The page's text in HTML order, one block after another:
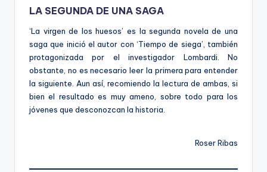
LA SEGUNDA DE UNA SAGA
‘La virgen de los huesos’ es la segunda novela de una
saga que inició el autor con ‘Tiempo de siega’, también
protagonizada por el investigador Lombardi. No
obstante, no es necesario leer la primera para entender
la siguiente. Aun así, recomiendo la lectura de ambas, si
bien el resultado es muy ameno, sobre todo para los
jóvenes que desconozcan la historia.
Roser Ribas